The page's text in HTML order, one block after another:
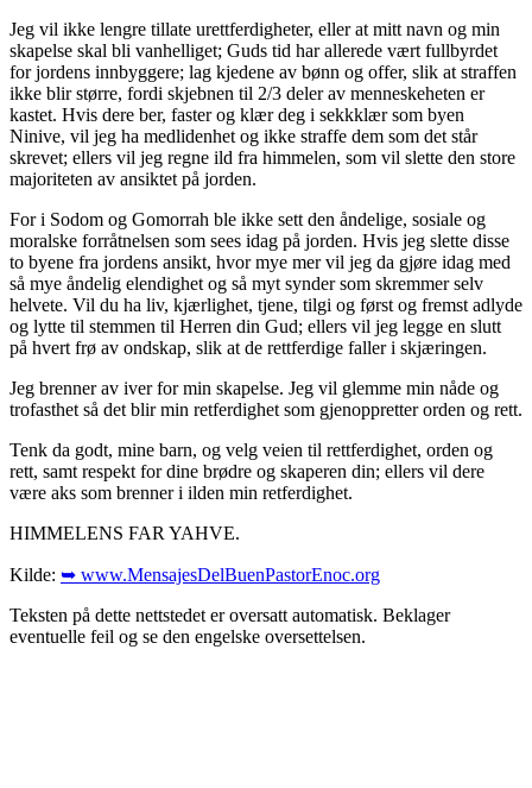
Jeg vil ikke lengre tillate urettferdigheter, eller at mitt navn og min
skapelse skal bli vanhelliget; Guds tid har allerede vært fullbyrdet
for jordens innbyggere; lag kjedene av bønn og offer, slik at straffen
ikke blir større, fordi skjebnen til 2/3 deler av menneskeheten er
kastet. Hvis dere ber, faster og klær deg i sekkklær som byen
Ninive, vil jeg ha medlidenhet og ikke straffe dem som det står
skrevet; ellers vil jeg regne ild fra himmelen, som vil slette den store
majoriteten av ansiktet på jorden.
For i Sodom og Gomorrah ble ikke sett den åndelige, sosiale og
moralske forråtnelsen som sees idag på jorden. Hvis jeg slette disse
to byene fra jordens ansikt, hvor mye mer vil jeg da gjøre idag med
så mye åndelig elendighet og så myt synder som skremmer selv
helvete. Vil du ha liv, kjærlighet, tjene, tilgi og først og fremst adlyde
og lytte til stemmen til Herren din Gud; ellers vil jeg legge en slutt
på hvert frø av ondskap, slik at de rettferdige faller i skjæringen.
Jeg brenner av iver for min skapelse. Jeg vil glemme min nåde og
trofasthet så det blir min retferdighet som gjenoppretter orden og rett.
Tenk da godt, mine barn, og velg veien til rettferdighet, orden og
rett, samt respekt for dine brødre og skaperen din; ellers vil dere
være aks som brenner i ilden min retferdighet.
HIMMELENS FAR YAHVE.
Kilde: ➥ www.MensajesDelBuenPastorEnoc.org
Teksten på dette nettstedet er oversatt automatisk. Beklager
eventuelle feil og se den engelske oversettelsen.